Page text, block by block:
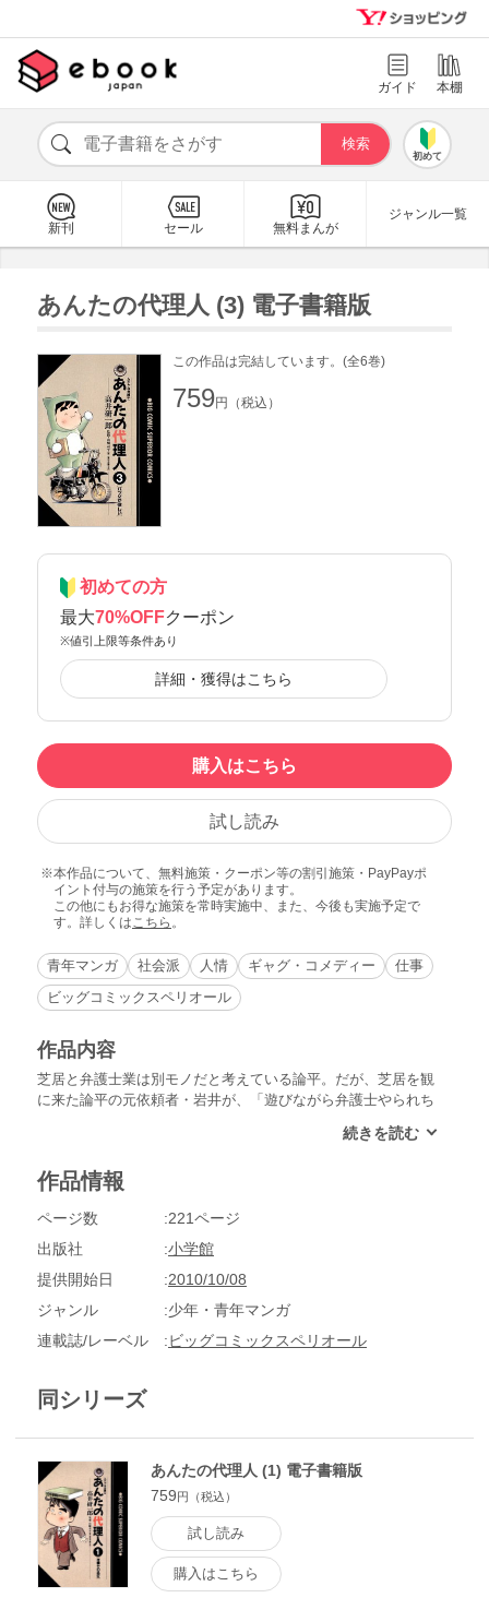
ガイド 本棚
初めて
新刊 セール 無料まんが
ジャンル一覧
あんたの代理人 (3) 電子書籍版
この作品は完結しています。(全6巻)
759円（税込）
初めての方
最大70%OFFクーポン
※値引上限等条件あり
詳細・獲得はこちら
購入はこちら
試し読み
本作品について、無料施策・クーポン等の割引施策・PayPayポ
イント付与の施策を行う予定があります。
この他にもお得な施策を常時実施中、また、今後も実施予定で
す。詳しくはこちら 。
青年マンガ 社会派 人情 ギャグ・コメディー
仕事
ビッグコミックスペリオール
作品内容
芝居と弁護士業は別モノだと考えている論平。だが、芝居を観
に来た論平の元依頼者・岩井が、「遊びながら弁護士やられち
作品情報
ページ数
221ページ
出版社
小学館
提供開始日
2010/10/08
ジャンル
少年・青年マンガ
連載誌/レーベル
ビッグコミックスペリオール
同シリーズ
あんたの代理人 (1) 電子書籍版
759円（税込）
試し読み
購入はこちら